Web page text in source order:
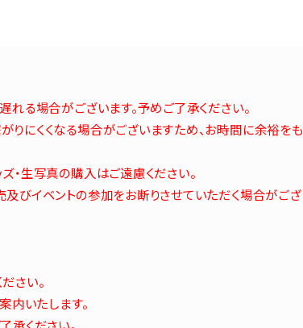
る場合がございます。予めご了承ください。
にくくなる場合がございますため、お時間に余裕をも
・生写真の購入はご遠慮ください。
びイベントの参加をお断りさせていただく場合がござ
さい。
内いたします。